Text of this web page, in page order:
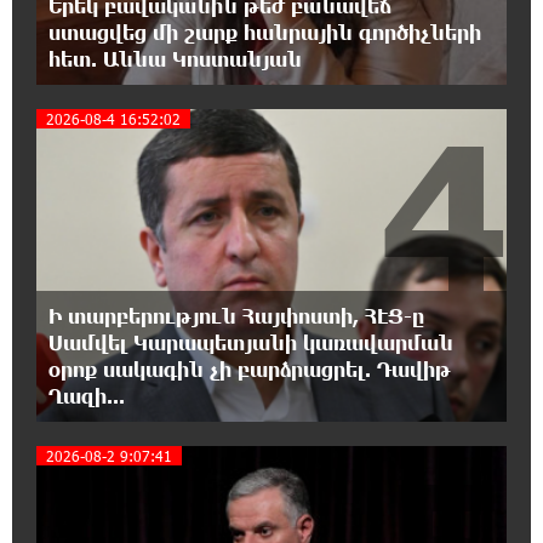
Ռեբուսը լուծելու համար, ասեք թե ինչպե՞ս
ՀՀ 29.800 քկմ տարածքը կրճատվեց.
Վարդևանյանը՝ Հովհաննիսյանին
15:00:46 6-08-2026
Ֆասթ Բանկը Սևան Ստարտափ Սամմիթին
ներկայացրել է իր պրոդուկտներն ու
քարտային առաջարկները
14:40:31 6-08-2026
Ընդդիմությունը պետք է իր շուրջը
համախմբի արտախորհրդարանական բոլոր
ուժերին. Արեգ Սավգուլյան
14:34:52 6-08-2026
ներկայացուցիչների նկատմամբ
հարուցված այս խայտառակ քրեական գործընթացը
իշխանության կողմից քաղաքական ուղիղ միջամտություն
է Եկեղեցու ներքին գործերին և ինքնավարությանը.
Երեկ բավականին թեժ բանավեճ
ստացվեց մի շարք հանրային գործիչների
հետ. Աննա Կոստանյան
2026-08-4 16:52:02
Ի տարբերություն Հայփոստի, ՀԷՑ-ը
Սամվել Կարապետյանի կառավարման
օրոք սակագին չի բարձրացրել. Դավիթ
Ղազի...
4
2026-08-2 9:07:41